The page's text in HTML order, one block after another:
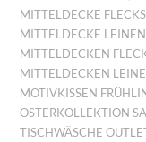
MITTELDECKE
MITTELDECKE LEINEN
MITTELDECKEN
MITTELDECKEN
MOTIVKISSEN
OSTERKOLLEKTION
TISCHWÄSCHE